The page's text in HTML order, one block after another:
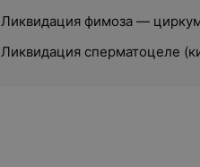
Ликвидация фимоза —
Ликвидация сперматоцеле